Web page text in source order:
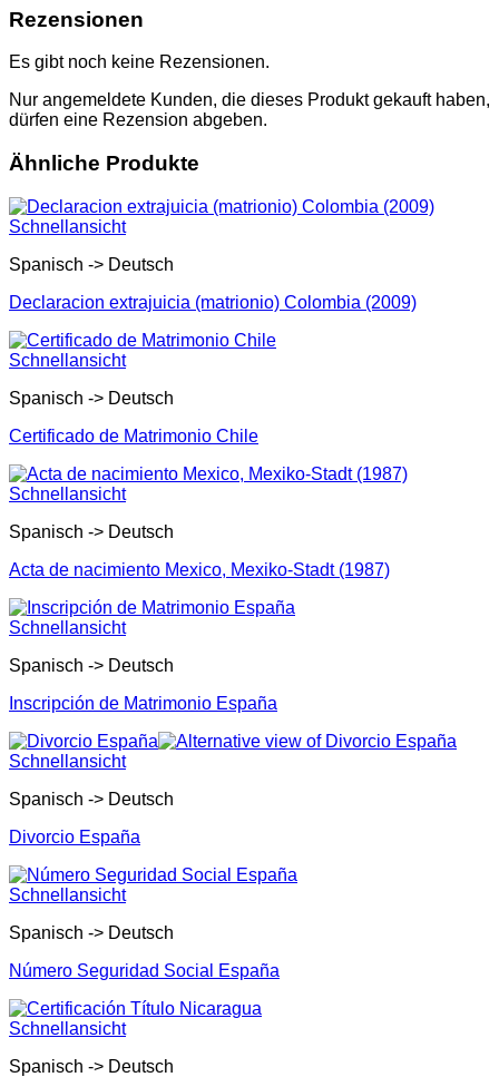
Rezensionen
Es gibt noch keine Rezensionen.
Nur angemeldete Kunden, die dieses Produkt gekauft haben,
dürfen eine Rezension abgeben.
Ähnliche Produkte
Schnellansicht
Spanisch -> Deutsch
Declaracion extrajuicia (matrionio) Colombia (2009)
Schnellansicht
Spanisch -> Deutsch
Certificado de Matrimonio Chile
Schnellansicht
Spanisch -> Deutsch
Acta de nacimiento Mexico, Mexiko-Stadt (1987)
Schnellansicht
Spanisch -> Deutsch
Inscripción de Matrimonio España
Schnellansicht
Spanisch -> Deutsch
Divorcio España
Schnellansicht
Spanisch -> Deutsch
Número Seguridad Social España
Schnellansicht
Spanisch -> Deutsch